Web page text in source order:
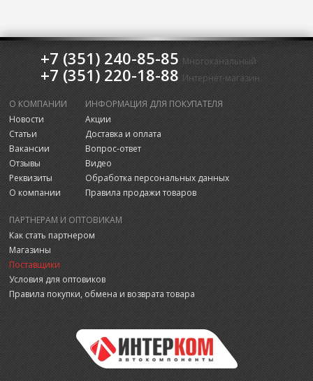
+7 (351) 240-85-85 Многоканальный
+7 (351) 220-18-88 Интернет-магазин
О КОМПАНИИ
Новости
Статьи
Вакансии
Отзывы
Реквизиты
О компании
ИНФОРМАЦИЯ ДЛЯ ПОКУПАТЕЛЯ
Акции
Доставка и оплата
Вопрос-ответ
Видео
Обработка персональных данных
Правила продажи товаров
ПАРТНЕРАМ И ОПТОВИКАМ
Как стать партнером
Магазины
Поставщики
Условия для оптовиков
Правила покупки, обмена и возврата товара